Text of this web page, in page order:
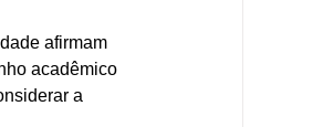
afirmam
acadêmico
a